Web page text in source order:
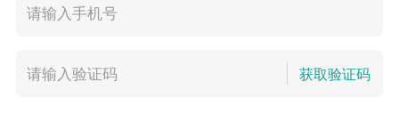
获取验证码